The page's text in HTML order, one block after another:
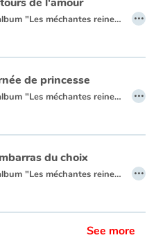
Chapitre issu de l'album "Les méchantes reines étaient-elles de gentilles princesses ?" de Grégoire Kocjan et Léo Méar …
de princesse
Chapitre issu de l'album "Les méchantes reines étaient-elles de gentilles princesses ?" de Grégoire Kocjan et Léo Méar
-Miroir, mon beau miroir, dis-moi quelles sont les plus belles histoires de princesses...
…
du choix
Chapitre issu de l'album "Les méchantes reines étaient-elles de gentilles princesses ?" de Grégoire Kocjan et Léo Méar
-Miroir, mon beau miroir, dis-moi quelles sont les plus belles histoires de princesses...
- En cherchant à la ronde dans tout le vaste monde, il n'y a pas plus épatant que celles de Grégoire Kocjan. Si le miroir magique le dit, c'est que ça doit être vrai ! Pourtant ici les princes charmants, les robes et les poneys n'ont pas l'ambition de nous faire rêver mais plutôt de nous réveiller. Après quelques détours par le théâtre et la bande dessinée, l'auteur de l'excellent, histoires à digérer, replonge avec plaisir dans les contes. Toujours armé de son humour décapant, il nous explique qu'il est inutile de vouloir libérer les princesses, elles s'en chargent toutes seules !
…
See more